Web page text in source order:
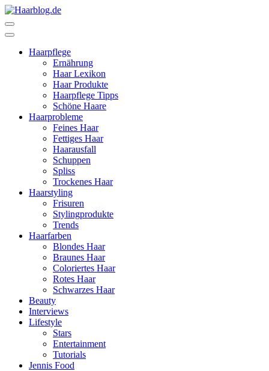
Zum
Inhalt
springen
drücken)Haarpflege
Ernährung
Haar Lexikon
Haar Produkte
Haarpflege Tipps
Schöne Haare
Haarprobleme
Feines Haar
Fettiges Haar
Haarausfall
Schuppen
Spliss
Trockenes Haar
Haarstyling
Frisuren
Stylingprodukte
Trends
Haarfarben
Blondes Haar
Braunes Haar
Coloriertes Haar
Rotes Haar
Schwarzes Haar
Beauty
Interviews
Lifestyle
Stars
Entertainment
Tutorials
Jennis Food